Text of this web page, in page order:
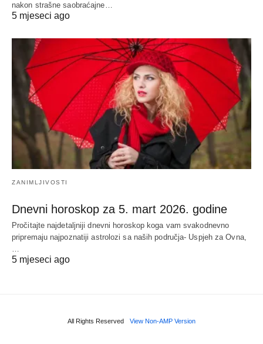
nakon strašne saobraćajne…
5 mjeseci ago
ZANIMLJIVOSTI
Dnevni horoskop za 5. mart 2026. godine
Pročitajte najdetaljniji dnevni horoskop koga vam svakodnevno
pripremaju najpoznatiji astrolozi sa naših područja- Uspjeh za Ovna,
5 mjeseci ago
All Rights Reserved View Non-AMP Version